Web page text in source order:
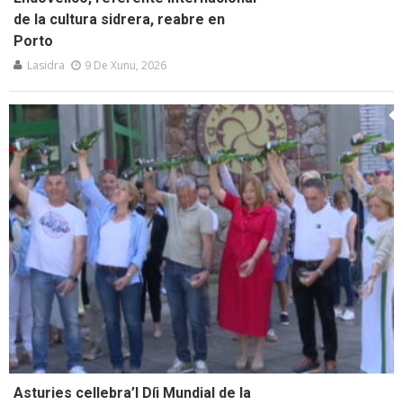
de la cultura sidrera, reabre en
Porto
Lasidra 9 De Xunu, 2026
Asturies cellebra’l Díi Mundial de la